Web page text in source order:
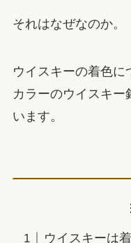
それはなぜなのか。
ウイスキーの着色に
カラーのウイスキー
います。
ウイスキーは